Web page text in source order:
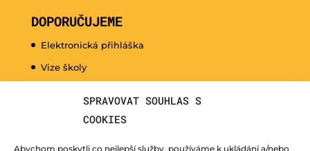
SPRAVOVAT SOUHLAS S
COOKIES
Abychom poskytli co nejlepší služby, používáme k ukládání a/nebo
DOPORUČUJEME
Elektronická přihláška
Vize školy